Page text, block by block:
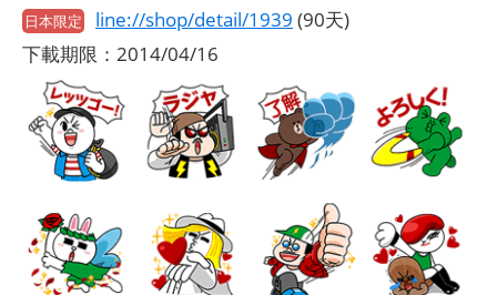
日本限定 line://shop/detail/1939 (90天)
下載期限：2014/04/16